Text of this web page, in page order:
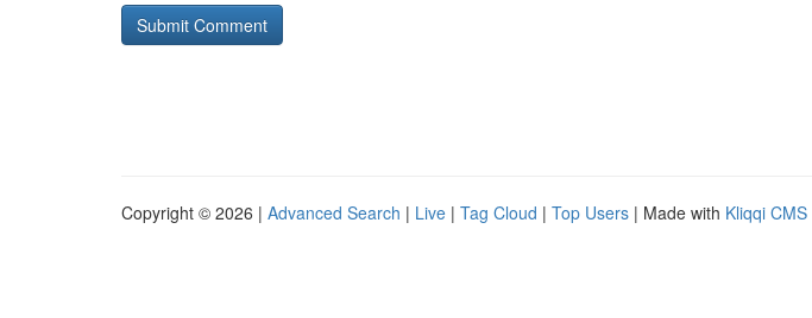
Copyright © 2026 | Advanced Search | Live | Tag Cloud | Top Users | Made with Kliqqi CMS